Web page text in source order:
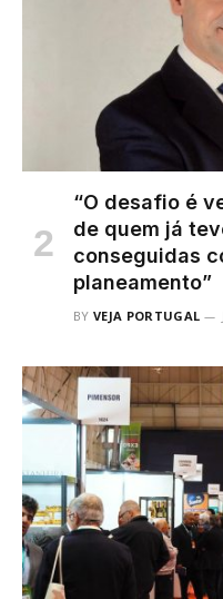
“O desafio é
de quem já
conseguidas
planeamento”
BY VEJA PORTUGAL